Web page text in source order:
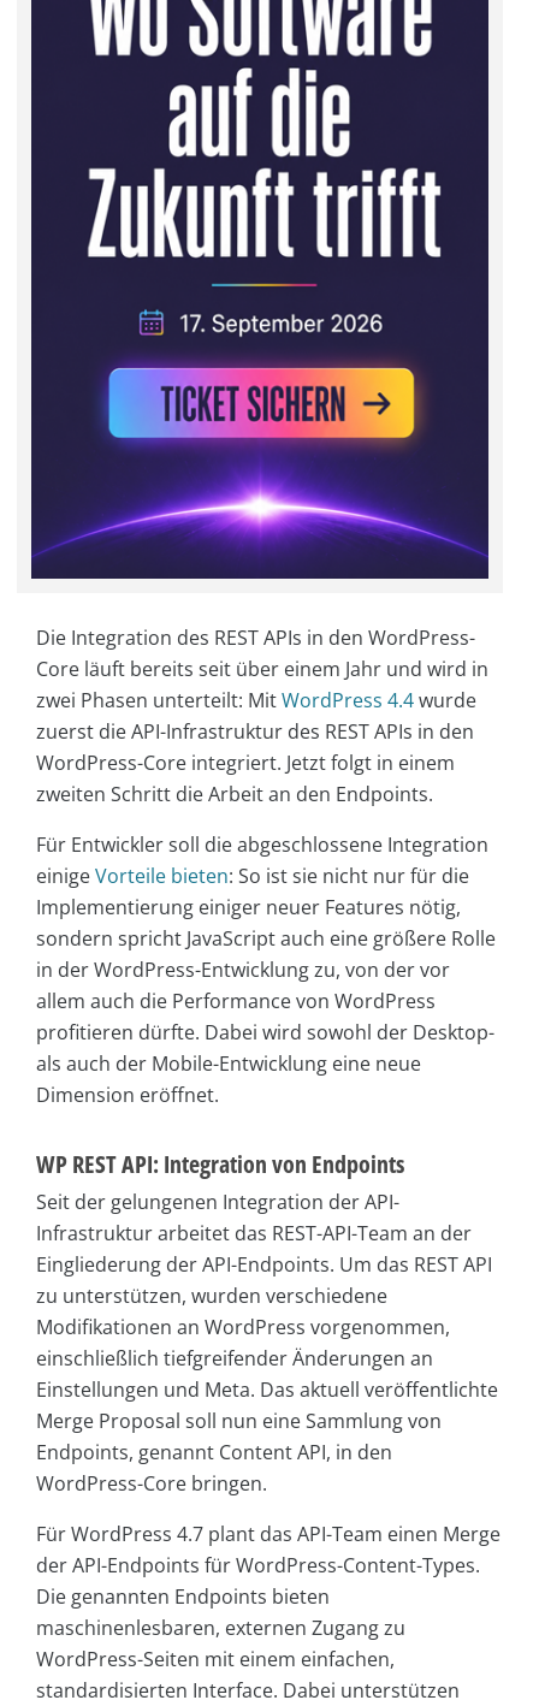
Die Integration des REST APIs in den WordPress-
Core läuft bereits seit über einem Jahr und wird in
zwei Phasen unterteilt: MitWordPress 4.4wurde
zuerst die API-Infrastruktur des REST APIs in den
WordPress-Core integriert. Jetzt folgt in einem
zweiten Schritt die Arbeit an den Endpoints.
Für Entwickler soll die abgeschlossene Integration
einigeVorteile bieten: So ist sie nicht nur für die
Implementierung einiger neuer Features nötig,
sondern spricht JavaScript auch eine größere Rolle
in der WordPress-Entwicklung zu, von der vor
allem auch die Performance von WordPress
profitieren dürfte. Dabei wird sowohl der Desktop-
als auch der Mobile-Entwicklung eine neue
Dimension eröffnet.
WP REST API: Integration von Endpoints
Seit der gelungenen Integration der API-
Infrastruktur arbeitet das REST-API-Team an der
Eingliederung der API-Endpoints. Um das REST API
zu unterstützen, wurden verschiedene
Modifikationen an WordPress vorgenommen,
einschließlich tiefgreifender Änderungen an
Einstellungen und Meta. Das aktuell veröffentlichte
Merge Proposal soll nun eine Sammlung von
Endpoints, genannt Content API, in den
WordPress-Core bringen.
Für WordPress 4.7 plant das API-Team einen Merge
der API-Endpoints für WordPress-Content-Types.
Die genannten Endpoints bieten
maschinenlesbaren, externen Zugang zu
WordPress-Seiten mit einem einfachen,
standardisierten Interface. Dabei unterstützen